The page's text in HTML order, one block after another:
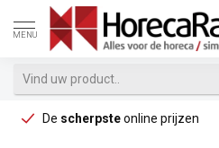
MENU
De scherpsteonline prijzen